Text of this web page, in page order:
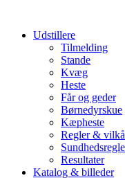
Udstillere
Tilmelding
Stande
Kvæg
Heste
Får og geder
Børnedyrskue
Kæpheste
Regler &
Resultater
Katalog & billeder